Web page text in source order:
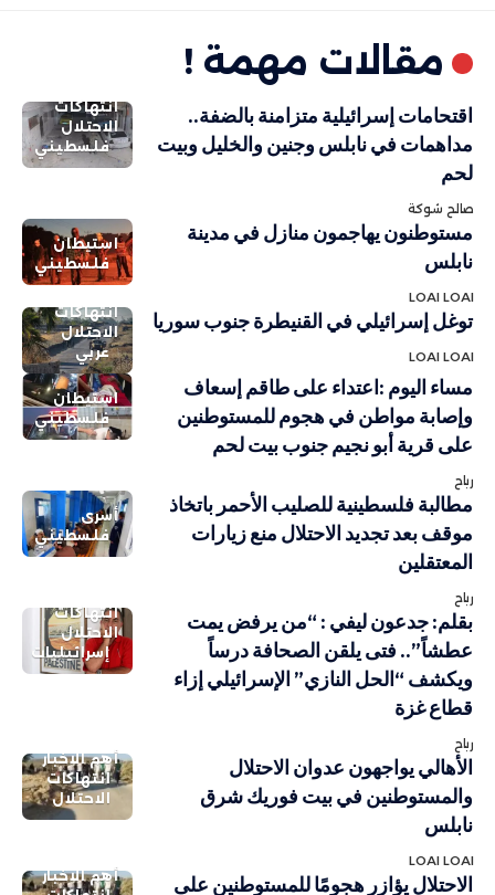
مقالات مهمة !
انتهاكات
الاحتلال
فلسطيني
اقتحامات إسرائيلية متزامنة بالضفة..
مداهمات في نابلس وجنين والخليل وبيت
لحم
صالح شوكة
استيطان
فلسطيني
مستوطنون يهاجمون منازل في مدينة
نابلس
LOAI LOAI
انتهاكات
الاحتلال
عربي
توغل إسرائيلي في القنيطرة جنوب سوريا
LOAI LOAI
استيطان
فلسطيني
مساء اليوم :اعتداء على طاقم إسعاف
وإصابة مواطن في هجوم للمستوطنين
على قرية أبو نجيم جنوب بيت لحم
رباح
أسرى
فلسطيني
مطالبة فلسطينية للصليب الأحمر باتخاذ
موقف بعد تجديد الاحتلال منع زيارات
المعتقلين
رباح
انتهاكات
الاحتلال
إسرائيليات
بقلم: جدعون ليفي : “من يرفض يمت
عطشاً”.. فتى يلقن الصحافة درساً
ويكشف “الحل النازي” الإسرائيلي إزاء
قطاع غزة
رباح
أهم الاخبار
انتهاكات
الاحتلال
الأهالي يواجهون عدوان الاحتلال
والمستوطنين في بيت فوريك شرق
نابلس
LOAI LOAI
أهم الاخبار
الاحتلال يؤازر هجومًا للمستوطنين على